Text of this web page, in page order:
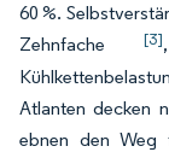
60 %.
Zehnfache [3]
Atlanten decken
ebnen den Weg